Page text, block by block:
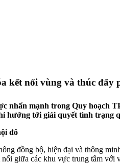
kết nối vùng và thúc đẩy
nhấn mạnh trong Quy hoạch
hướng tới giải quyết tình trạng
đô
đồng bộ, hiện đại và thông
giữa các khu vực trung tâm với